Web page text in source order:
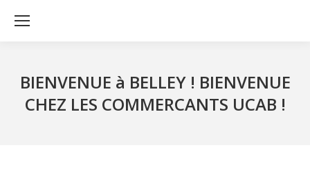
BIENVENUE à BELLEY ! BIENVENUE
CHEZ LES COMMERCANTS UCAB !